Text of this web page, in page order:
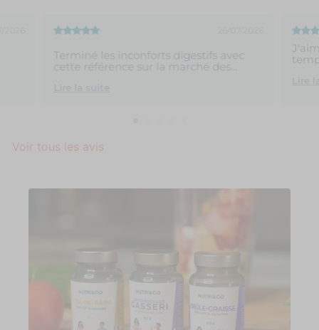
Terminé les inconforts digestifs avec
cette référence sur la marché des...
Voir tous les avis